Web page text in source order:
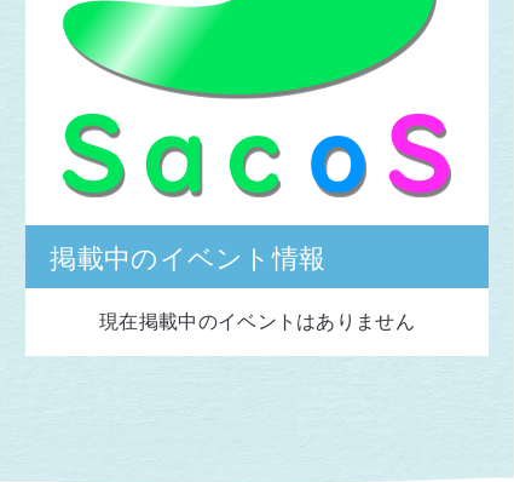
掲載中のイベント情報
現在掲載中のイベントはありません